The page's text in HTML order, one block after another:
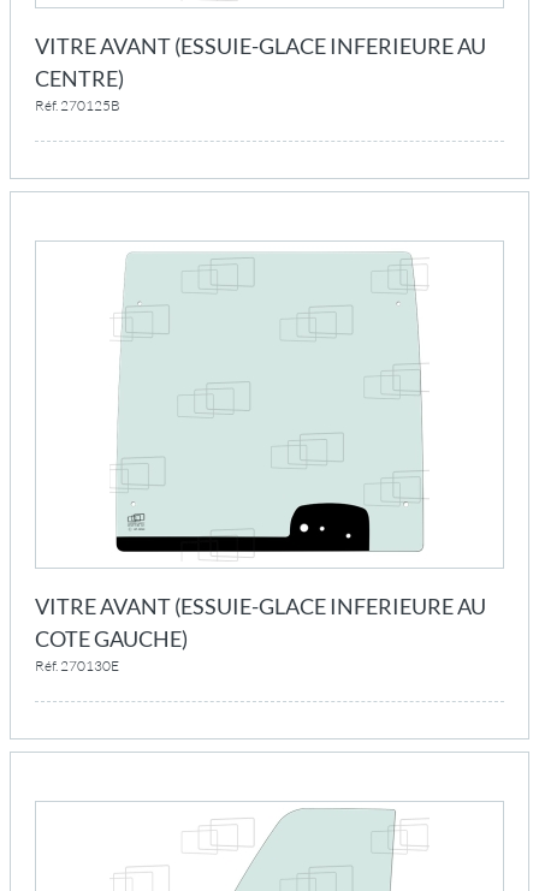
VITRE AVANT (ESSUIE-GLACE INFERIEURE AU
CENTRE)
Réf. 270125B
VITRE AVANT (ESSUIE-GLACE INFERIEURE AU
COTE GAUCHE)
Réf. 270130E